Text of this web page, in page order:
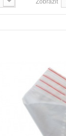
Zobrazit